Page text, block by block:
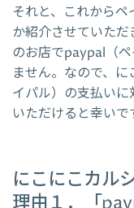
それと、これから
か紹介させていた
のお店でpaypal（
ません。なので、
イパル）の支払い
いただけると幸いで
にこにこカル